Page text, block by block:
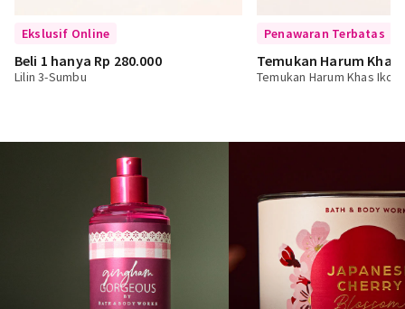
Ekslusif Online
Beli 1 hanya Rp 280.000
Lilin 3-Sumbu
Penawaran Terbatas
Temukan Harum Khas
Temukan Harum Khas